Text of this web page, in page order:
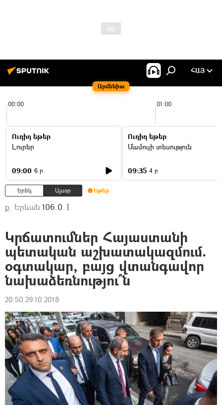
Արմենիա
ՀԱՅ
00:00 01:00
Ուղիղ եթեր
Լուրեր
09:00 6 ր
Ուղիղ եթեր
Մամուլի տեսություն
09:35 4 ր
Երեկ Այսօր Եթեր
ք. Երևան 106.0
Կրճատումներ Հայաստանի
պետական աշխատակազմում.
օգտակար, բայց վտանգավոր
նախաձեռնությու՞ն
20:50 29.10.2018